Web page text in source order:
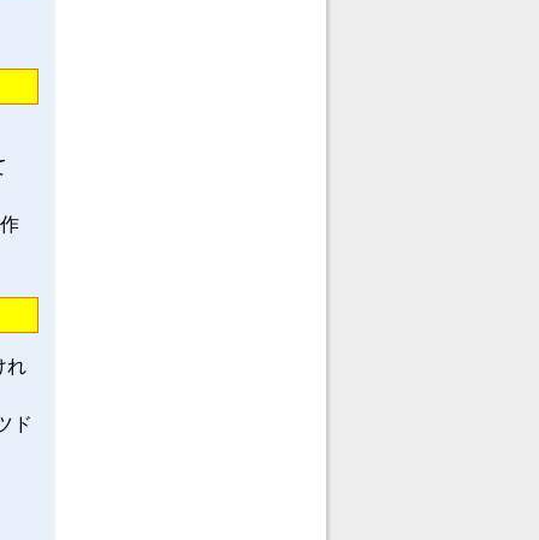
れ
ド